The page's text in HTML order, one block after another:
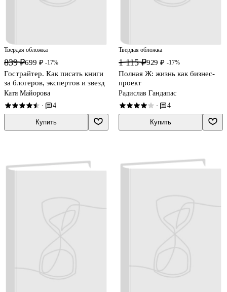
Твердая обложка
839 ₽699 ₽ -17%
Гострайтер. Как писать книги
за блогеров, экспертов и звезд
Катя Майорова
· 4
Купить
Твердая обложка
1 115 ₽929 ₽ -17%
Полная Ж: жизнь как бизнес-
проект
Радислав Гандапас
· 4
Купить